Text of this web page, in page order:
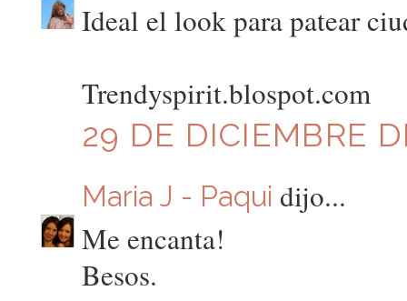
Ideal el look para patear
Trendyspirit.blospot.com
29 DE DICIEMBRE
Maria J - Paqui dijo...
Me encanta!
Besos.